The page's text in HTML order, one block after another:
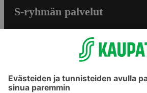
S-ryhmän palvelut
Yhteishyvä Ruoka -sovellus
S-ostoslista -sovellus
Prisma.fi